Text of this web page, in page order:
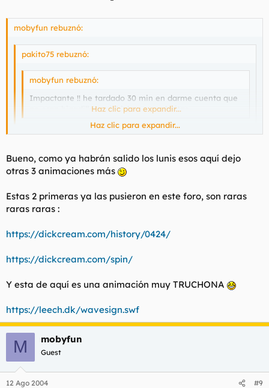
mobyfun rebuznó:
pakito75 rebuznó:
mobyfun rebuznó:
Impactante !! he tardado 30 min en darme cuenta que
no eran higadillos, salchichas y verduritas.......
Haz clic para expandir...
Yo he intentado poner algo recatado porque aquí creo que
algunos muchos menores en este foro
enrabanarnos
con cosas muy explicitas no?
Haz clic para expandir...
Bueno, como ya habrán salido los lunis esos aquí dejo
otras 3 animaciones más
Estas 2 primeras ya las pusieron en este foro, son raras
raras raras :
https://dickcream.com/history/0424/
https://dickcream.com/spin/
Y esta de aquí es una animación muy TRUCHONA
https://leech.dk/wavesign.swf
M mobyfun
Guest
12 Ago 2004 #9